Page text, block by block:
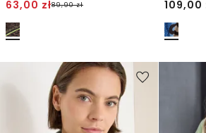
63,00 zł89,90zł 109,00